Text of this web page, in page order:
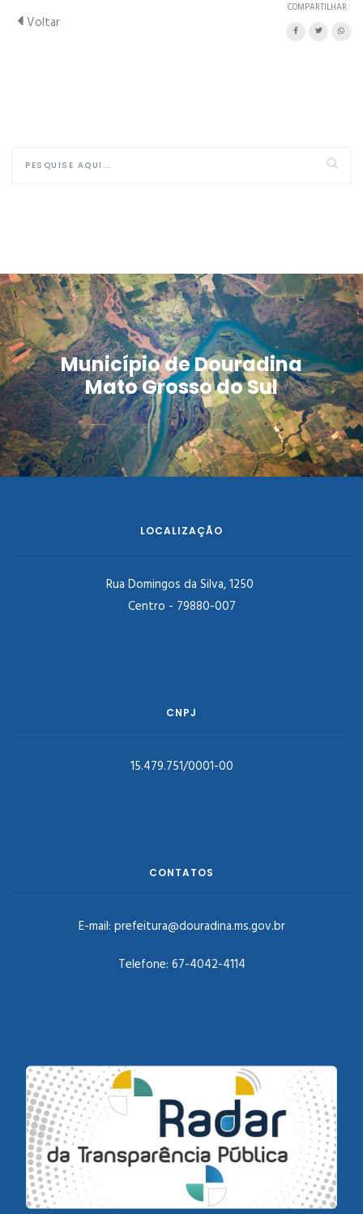
Voltar
COMPARTILHAR
Município de Douradina
Mato Grosso do Sul
LOCALIZAÇÃO
Rua Domingos da Silva, 1250
Centro - 79880-007
CNPJ
15.479.751/0001-00
CONTATOS
E-mail: prefeitura@douradina.ms.gov.br
Telefone: 67-4042-4114